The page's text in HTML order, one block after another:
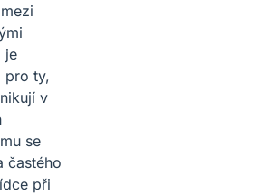
je
pro ty,
v
se
častého
při